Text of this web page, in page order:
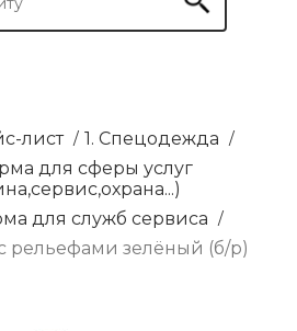
лист / 1. Спецодежда /
для сферы услуг
для служб сервиса /
рельефами зелёный (б/р)